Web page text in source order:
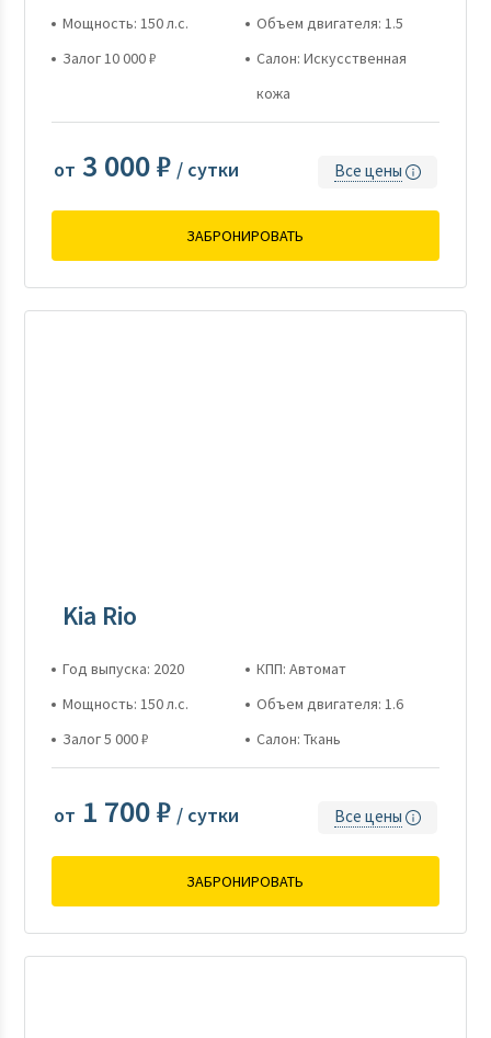
Мощность: 150 л.с.
Объем двигателя: 1.5
Залог 10 000 ₽
Салон: Искусственная
кожа
от 3 000 ₽ / сутки Все цены
ЗАБРОНИРОВАТЬ
Kia Rio
Год выпуска: 2020
КПП: Автомат
Мощность: 150 л.с.
Объем двигателя: 1.6
Залог 5 000 ₽
Салон: Ткань
от 1 700 ₽ / сутки Все цены
ЗАБРОНИРОВАТЬ